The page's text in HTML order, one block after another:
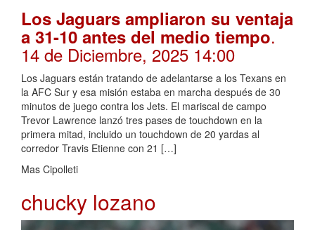
Los Jaguars ampliaron su ventaja
a 31-10 antes del medio tiempo.
14 de Diciembre, 2025 14:00
Los Jaguars están tratando de adelantarse a los Texans en
la AFC Sur y esa misión estaba en marcha después de 30
minutos de juego contra los Jets. El mariscal de campo
Trevor Lawrence lanzó tres pases de touchdown en la
primera mitad, incluido un touchdown de 20 yardas al
corredor Travis Etienne con 21 […]
Mas Cipolleti
chucky lozano